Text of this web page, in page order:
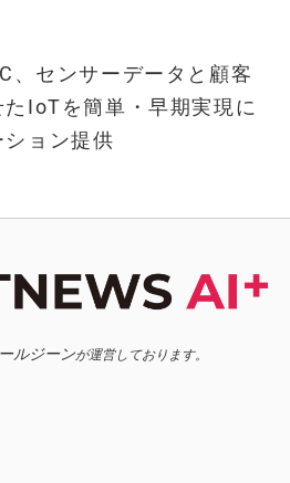
、センサーデータと顧客
IoTを簡単・早期実現に
ョン提供
ルジーンが運営しております。